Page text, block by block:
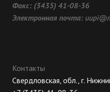
Факс: (3435) 41-08-36
Электронная почта:
Контакты
Свердловская, обл., г.